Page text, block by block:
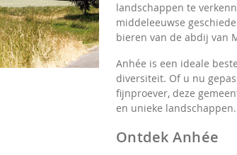
landschappen te
middeleeuwse
bieren van de abdij van
Anhée is een ideale
diversiteit. Of u nu
fijnproever, deze
en unieke landschappen.
Ontdek Anhée